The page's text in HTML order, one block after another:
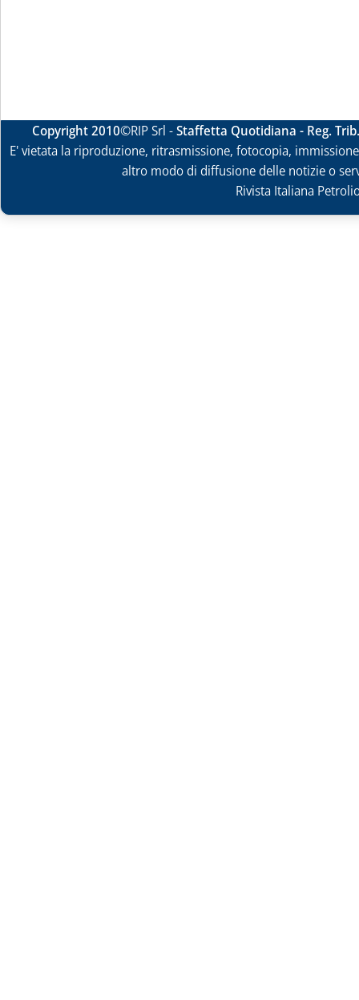
Copyright 2010©RIP Srl -Staffetta Quotidiana - Reg.
E' vietata la riproduzione, ritrasmissione, fotocopia,
altro modo di diffusione delle notizie o
Rivista Italiana